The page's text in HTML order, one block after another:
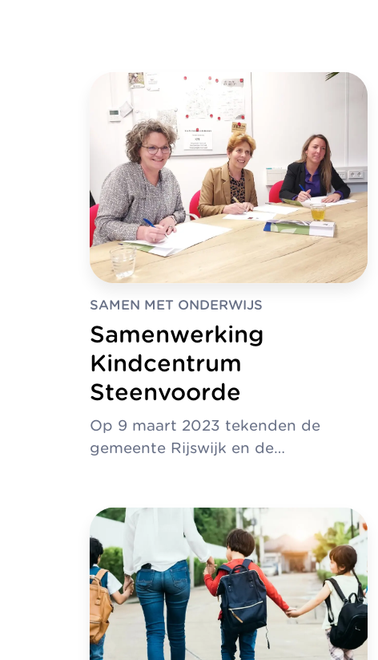
SAMEN MET ONDERWIJS
Samenwerking
Kindcentrum
Steenvoorde
Op 9 maart 2023 tekenden de
gemeente Rijswijk en de…